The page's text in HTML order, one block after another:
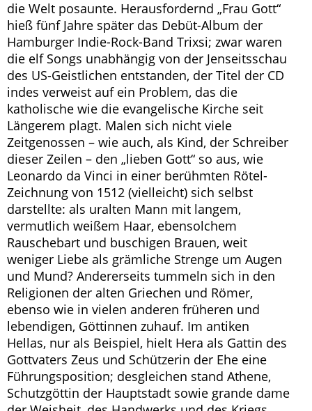
die Welt posaunte. Herausfordernd „Frau Gott“
hieß fünf Jahre später das Debüt-Album der
Hamburger Indie-Rock-Band Trixsi; zwar waren
die elf Songs unabhängig von der Jenseitsschau
des US-Geistlichen entstanden, der Titel der CD
indes verweist auf ein Problem, das die
katholische wie die evangelische Kirche seit
Längerem plagt. Malen sich nicht viele
Zeitgenossen – wie auch, als Kind, der Schreiber
dieser Zeilen – den „lieben Gott“ so aus, wie
Leonardo da Vinci in einer berühmten Rötel-
Zeichnung von 1512 (vielleicht) sich selbst
darstellte: als uralten Mann mit langem,
vermutlich weißem Haar, ebensolchem
Rauschebart und buschigen Brauen, weit
weniger Liebe als grämliche Strenge um Augen
und Mund? Andererseits tummeln sich in den
Religionen der alten Griechen und Römer,
ebenso wie in vielen anderen früheren und
lebendigen, Göttinnen zuhauf. Im antiken
Hellas, nur als Beispiel, hielt Hera als Gattin des
Gottvaters Zeus und Schützerin der Ehe eine
Führungsposition; desgleichen stand Athene,
Schutzgöttin der Hauptstadt sowie grande dame